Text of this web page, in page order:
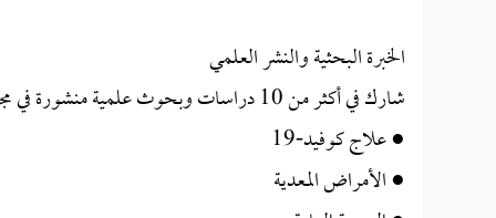
الخبرة البحثية والنشر العلمي
شارك في أكثر من 10 دراسات وبحوث علمية منشورة في مجلات دولية محكمة، تناولت:
● علاج كوفيد-19
● الأمراض المعدية